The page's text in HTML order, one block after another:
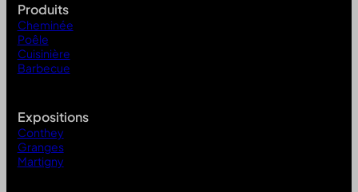
Produits
Cheminée
Poêle
Cuisinière
Barbecue
Expositions
Conthey
Granges
Martigny